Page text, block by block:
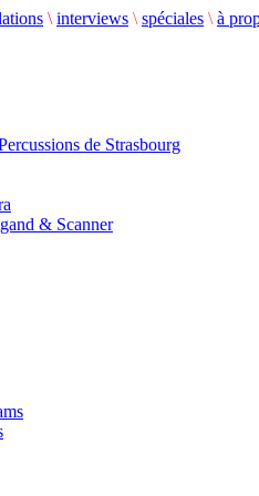
\ interviews \ spéciales \ à
de Strasbourg
& Scanner